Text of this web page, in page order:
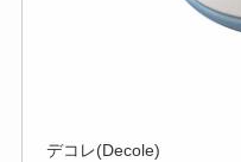
デコレ(Decole)